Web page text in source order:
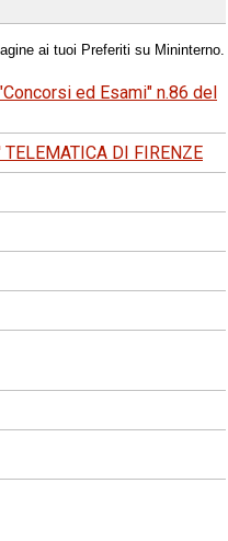
ai tuoi Preferiti su Mininterno.
ed Esami" n.86 del
DI FIRENZE